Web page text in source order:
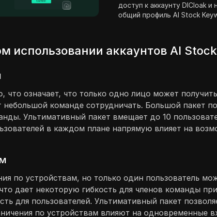
доступ к аккаунту DICloak и
общий профиль AI Stock
использовании аккаунтов AI
означает, что только одно лицо может
небольшой команде сотрудничать. Большой пакет
Ультимативный пакет вмещает до 10
в каждом плане напрямую влияет на
по устройствам, но только один пользователь
дает некоторую гибкость для членов команды
для пользователей. Ультимативный пакет
по устройствам влияют на одновременные